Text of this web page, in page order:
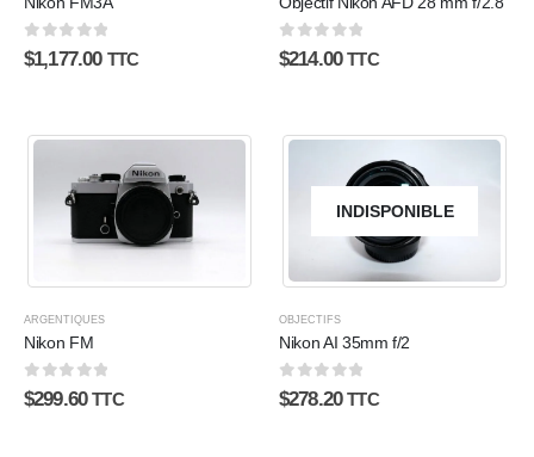
0sur 5
$1,177.00 TTC 0sur 5
$214.00 TTC
ARGENTIQUES
Nikon FM
0sur 5
$299.60 TTC
INDISPONIBLE
OBJECTIFS
Nikon AI 35mm f/2
0sur 5
$278.20 TTC